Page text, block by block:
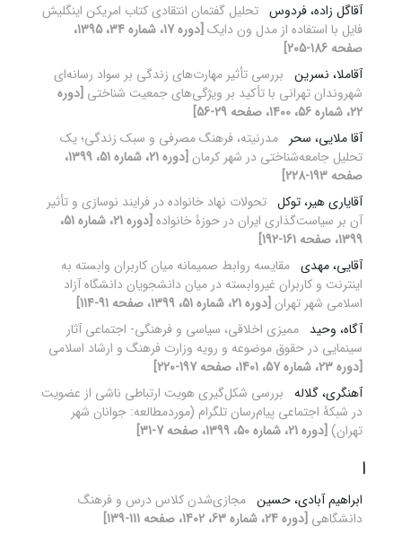
آقاگل زاده، فردوس تحلیل گفتمان انتقادی کتاب امریکن اینگلیش
فایل با استفاده از مدل ون دایک
[دوره 17، شماره 34، 1395،
صفحه 186-205]
آقاملا، نسرین بررسی تأثیر مهارت‌های زندگی بر سواد رسانه‌ای
شهروندان تهرانی با تأکید بر ویژگی‌های جمعیت‌ شناختی [دوره
22، شماره 56، 1400، صفحه 29-56]
آقا ملایی، سحر مدرنیته، فرهنگ مصرفی و سبک زندگی؛ یک
تحلیل جامعه‌شناختی در شهر کرمان
[دوره 21، شماره 51، 1399،
صفحه 193-228]
آقایاری هیر، توکل تحولات نهاد خانواده در فرایند نوسازی و تأثیر
آن بر سیاست‌گذاری ایران در حوزۀ خانواده
[دوره 21، شماره 51،
1399، صفحه 161-192]
آقایی، مهدی مقایسه روابط صمیمانه میان کاربران وابسته به
اینترنت و کاربران غیروابسته در میان دانشجویان دانشگاه آزاد
اسلامی شهر تهران [دوره 21، شماره 51، 1399، صفحه 91-114]
آگاه، وحید ممیزی اخلاقی، سیاسی و فرهنگی- اجتماعی آثار
سینمایی در حقوق موضوعه و رویه وزارت فرهنگ و ارشاد اسلامی
[دوره 23، شماره 57، 1401، صفحه 197-220]
آهنگری، گلاله بررسی شکل‌گیری هویت ارتباطی ناشی از عضویت
در شبکۀ اجتماعی پیام‌رسان تلگرام (موردمطالعه: جوانان شهر
تهران) [دوره 21، شماره 50، 1399، صفحه 7-31]
ا
ابراهیم آبادی، حسین مجازی‌شدن کلاس درس و فرهنگ
دانشگاهی [دوره 24، شماره 63، 1402، صفحه 111-139]